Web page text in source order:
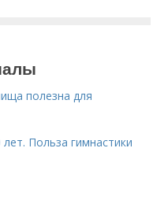
полезна для
Польза гимнастики